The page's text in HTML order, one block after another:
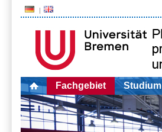
Fachgebiet Studium